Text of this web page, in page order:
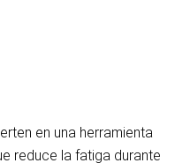
en una herramienta
reduce la fatiga durante